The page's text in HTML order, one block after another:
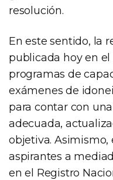
resolución.
En este sentido, la
publicada hoy en
programas de
exámenes de
para contar con
adecuada,
objetiva. Asimismo,
aspirantes a
en el Registro